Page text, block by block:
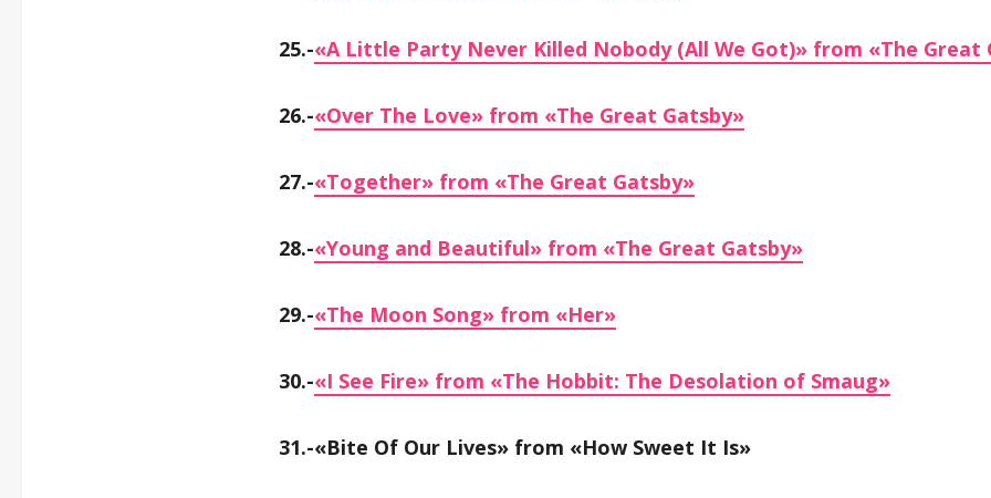
25.-«A Little Party Never Killed Nobody (All We Got)» from «The Great
26.-«Over The Love» from «The Great Gatsby»
27.-«Together» from «The Great Gatsby»
28.-«Young and Beautiful» from «The Great Gatsby»
29.-«The Moon Song» from «Her»
30.-«I See Fire» from «The Hobbit: The Desolation of Smaug»
31.-«Bite Of Our Lives» from «How Sweet It Is»